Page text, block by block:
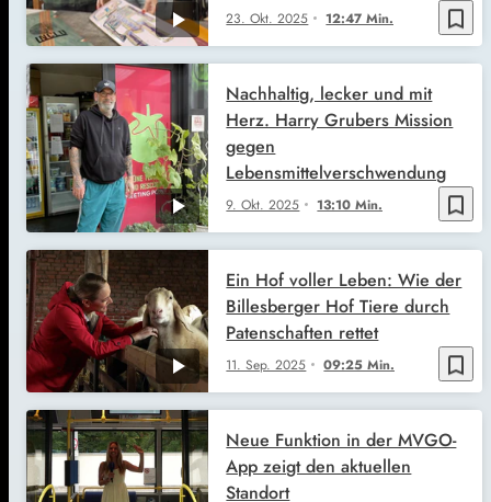
bookmark_border
23. Okt. 2025 12:47 Min.
bookmark_border
9. Okt. 2025 13:10 Min.
Nachhaltig, lecker und mit
Herz. Harry Grubers Mission
gegen
Lebensmittelverschwendung
bookmark_border
11. Sep. 2025 09:25 Min.
Ein Hof voller Leben: Wie der
Billesberger Hof Tiere durch
Patenschaften rettet
Neue Funktion in der MVGO-
App zeigt den aktuellen
Standort